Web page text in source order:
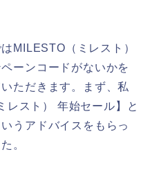
MILESTO（ミレスト）
ーンコードがないかを
ただきます。まず、私
レスト） 年始セール】と
うアドバイスをもらっ
。